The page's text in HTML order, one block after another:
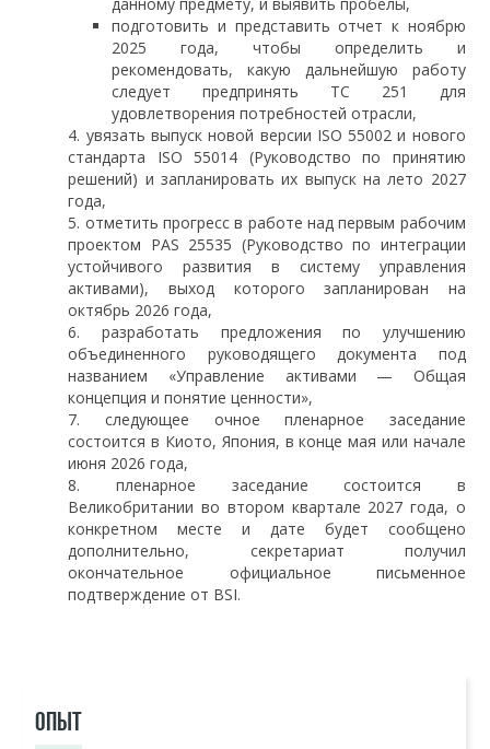
подготовить и представить отчет к ноябрю
2025 года, чтобы определить и
рекомендовать, какую дальнейшую работу
следует предпринять TC 251 для
удовлетворения потребностей отрасли,
увязать выпуск новой версии ISO 55002 и нового
стандарта ISO 55014 (Руководство по принятию
решений) и запланировать их выпуск на лето 2027
года,
отметить прогресс в работе над первым рабочим
проектом PAS 25535 (Руководство по интеграции
устойчивого развития в систему управления
активами), выход которого запланирован на
октябрь 2026 года,
разработать предложения по улучшению
объединенного руководящего документа под
названием «Управление активами — Общая
концепция и понятие ценности»,
следующее очное пленарное заседание
состоится в Киото, Япония, в конце мая или начале
июня 2026 года,
пленарное заседание состоится в
Великобритании во втором квартале 2027 года, о
конкретном месте и дате будет сообщено
дополнительно, секретариат получил
окончательное официальное письменное
подтверждение от BSI.
ОПЫТ